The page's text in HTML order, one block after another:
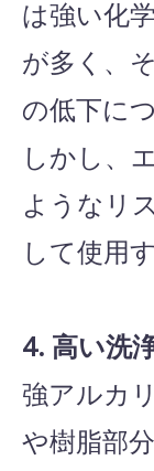
は強い化
が多く、
の低下に
しかし、
ようなリ
して使用
4. 高い洗
強アルカ
や樹脂部